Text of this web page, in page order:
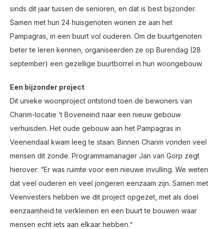
sinds dit jaar tussen de senioren, en dat is best bijzonder.
Samen met hun 24 huisgenoten wonen ze aan het
Pampagras, in een buurt vol ouderen. Om de buurtgenoten
beter te leren kennen, organiseerden ze op Burendag (28
september) een gezellige buurtborrel in hun woongebouw.
Een bijzonder project
Dit unieke woonproject ontstond toen de bewoners van
Charim-locatie ʼt Boveneind naar een nieuw gebouw
verhuisden. Het oude gebouw aan het Pampagras in
Veenendaal kwam leeg te staan. Binnen Charim vonden veel
mensen dit zonde. Programmamanager Jan van Gorp zegt
hierover: “Er was ruimte voor een nieuwe invulling. We weten
dat veel ouderen en veel jongeren eenzaam zijn. Samen met
Veenvesters hebben we dit project opgezet, met als doel
eenzaamheid te verkleinen en een buurt te bouwen waar
mensen echt iets aan elkaar hebben.ˮ